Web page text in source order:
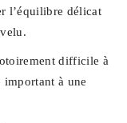
l’équilibre délicat
difficile à
à une